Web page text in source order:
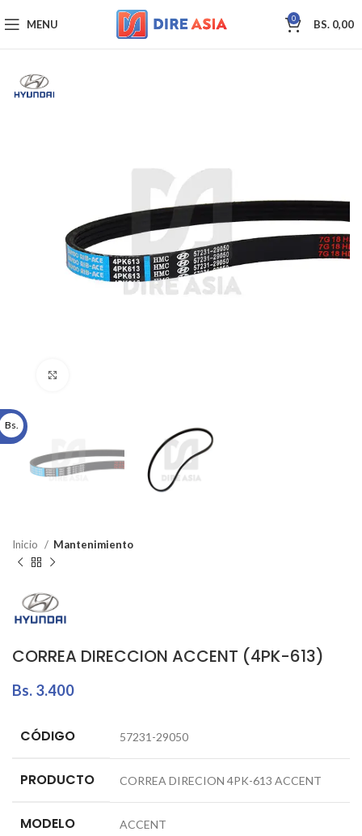
MENU 0 BS. 0,00
Inicio Mantenimiento
CORREA DIRECCION ACCENT (4PK-613)
Bs. 3.400
CÓDIGO 57231-29050
PRODUCTO CORREA DIRECION 4PK-613 ACCENT
MODELO ACCENT
Bs.